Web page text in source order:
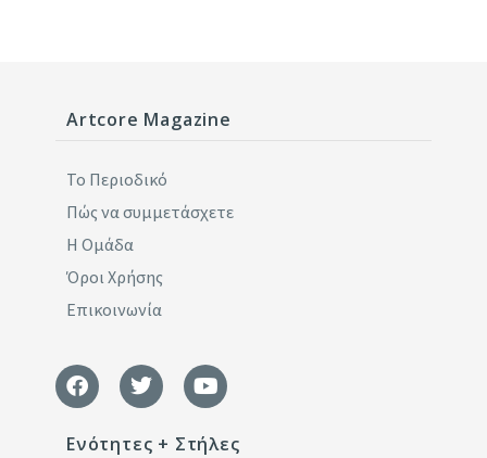
Artcore Magazine
Το Περιοδικό
Πώς να συμμετάσχετε
Η Ομάδα
Όροι Χρήσης
Επικοινωνία
Ενότητες + Στήλες